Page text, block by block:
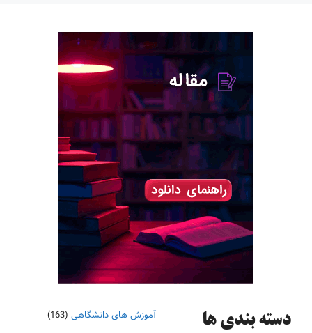
دسته‌ بندی ها آموزش های دانشگاهی (163)